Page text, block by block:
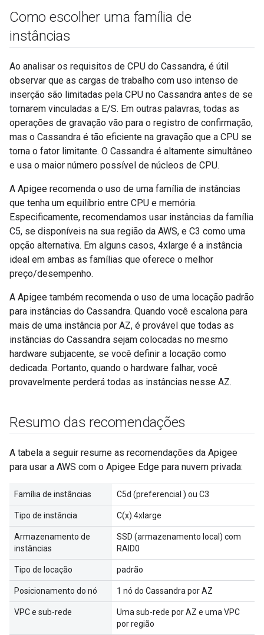
Como escolher uma família de
instâncias
Ao analisar os requisitos de CPU do Cassandra, é útil
observar que as cargas de trabalho com uso intenso de
inserção são limitadas pela CPU no Cassandra antes de se
tornarem vinculadas a E/S. Em outras palavras, todas as
operações de gravação vão para o registro de confirmação,
mas o Cassandra é tão eficiente na gravação que a CPU se
torna o fator limitante. O Cassandra é altamente simultâneo
e usa o maior número possível de núcleos de CPU.
A Apigee recomenda o uso de uma família de instâncias
que tenha um equilíbrio entre CPU e memória.
Especificamente, recomendamos usar instâncias da família
C5, se disponíveis na sua região da AWS, e C3 como uma
opção alternativa. Em alguns casos, 4xlarge é a instância
ideal em ambas as famílias que oferece o melhor
preço/desempenho.
A Apigee também recomenda o uso de uma locação padrão
para instâncias do Cassandra. Quando você escalona para
mais de uma instância por AZ, é provável que todas as
instâncias do Cassandra sejam colocadas no mesmo
hardware subjacente, se você definir a locação como
dedicada. Portanto, quando o hardware falhar, você
provavelmente perderá todas as instâncias nesse AZ.
Resumo das recomendações
A tabela a seguir resume as recomendações da Apigee
para usar a AWS com o Apigee Edge para nuvem privada:
Família de instâncias C5d (preferencial ) ou C3
Tipo de instância C(x).4xlarge
Armazenamento de
instâncias
SSD (armazenamento local) com
RAID0
Tipo de locação padrão
Posicionamento do nó 1 nó do Cassandra por AZ
VPC e sub-rede
Uma sub-rede por AZ e uma VPC
por região